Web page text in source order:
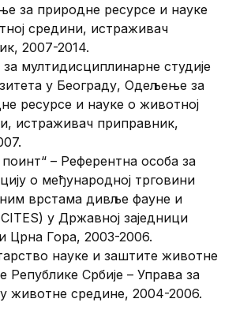
за природне ресурсе и науке
средини, истраживач
2007-2014.
мултидисциплинарне студије
у Београду, Одељење за
ресурсе и науке о животној
истраживач приправник,
– Референтна особа за
о међународној трговини
врстама дивље фауне и
у Државној заједници
Црна Гора, 2003-2006.
науке и заштите животне
Републике Србије – Управа за
животне средине, 2004-2006.